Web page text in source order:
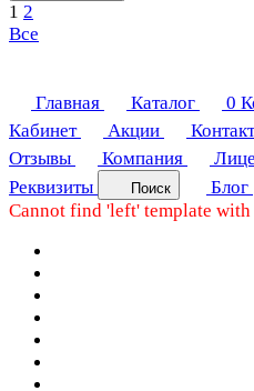
1 2
Все
Главная Каталог 0
Кабинет
Акции
Отзывы
Компания
Реквизиты
Поиск Блог
Cannot find 'left' template with